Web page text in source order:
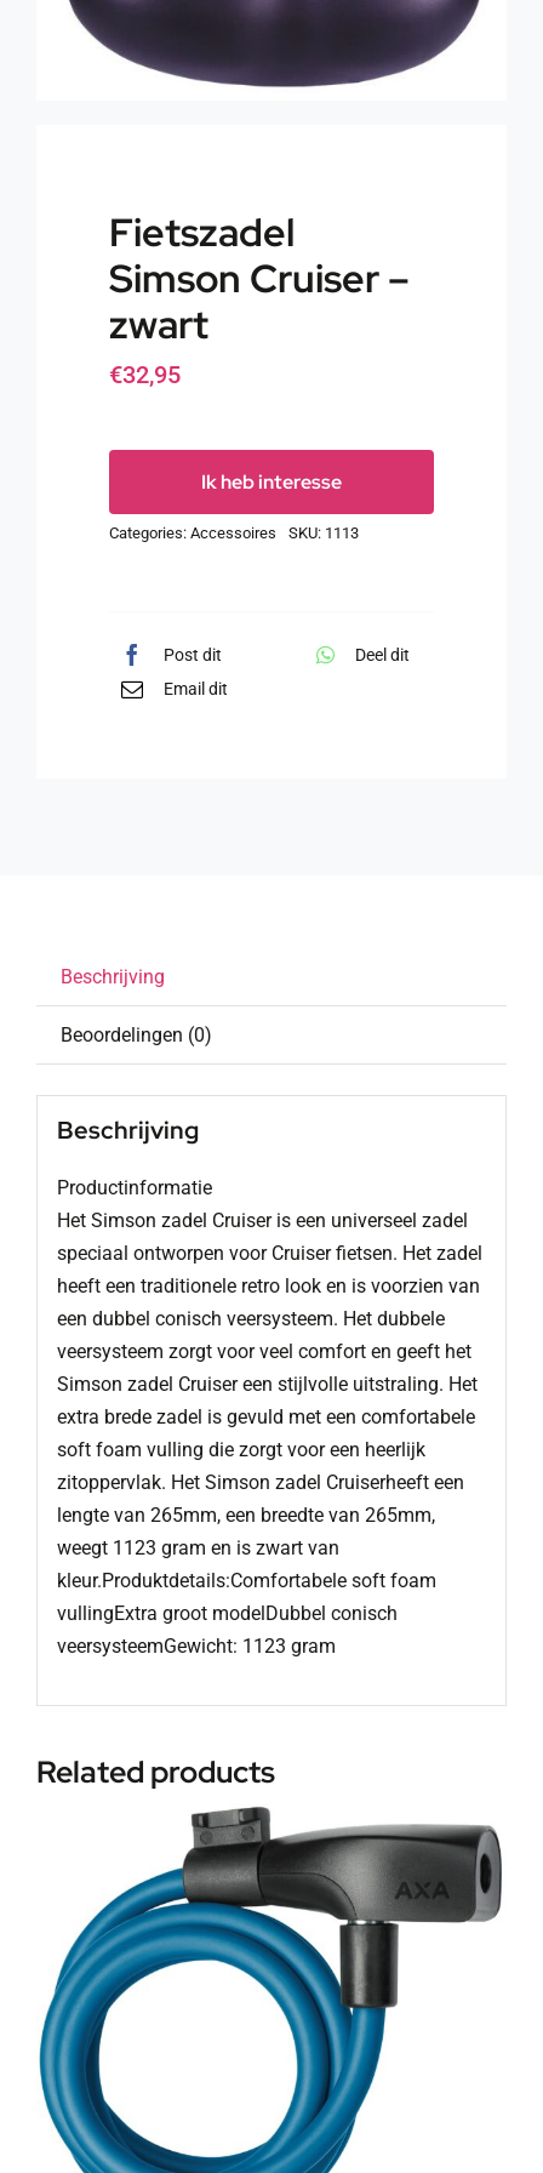
Fietszadel
Simson Cruiser –
zwart
€32,95
Ik heb interesse
Categories: Accessoires SKU: 1113
Post dit
Deel dit
Email dit
Beschrijving
Beoordelingen (0)
Beschrijving
Productinformatie
Het Simson zadel Cruiser is een universeel zadel
speciaal ontworpen voor Cruiser fietsen. Het zadel
heeft een traditionele retro look en is voorzien van
een dubbel conisch veersysteem. Het dubbele
veersysteem zorgt voor veel comfort en geeft het
Simson zadel Cruiser een stijlvolle uitstraling. Het
extra brede zadel is gevuld met een comfortabele
soft foam vulling die zorgt voor een heerlijk
zitoppervlak. Het Simson zadel Cruiserheeft een
lengte van 265mm, een breedte van 265mm,
weegt 1123 gram en is zwart van
kleur.Produktdetails:Comfortabele soft foam
vullingExtra groot modelDubbel conisch
veersysteemGewicht: 1123 gram
Related products